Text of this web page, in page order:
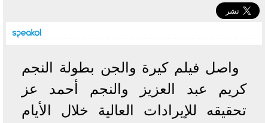
واصل فيلم كيرة والجن بطولة النجم
كريم عبد العزيز والنجم أحمد عز
تحقيقه للإيرادات العالية خلال الأيام